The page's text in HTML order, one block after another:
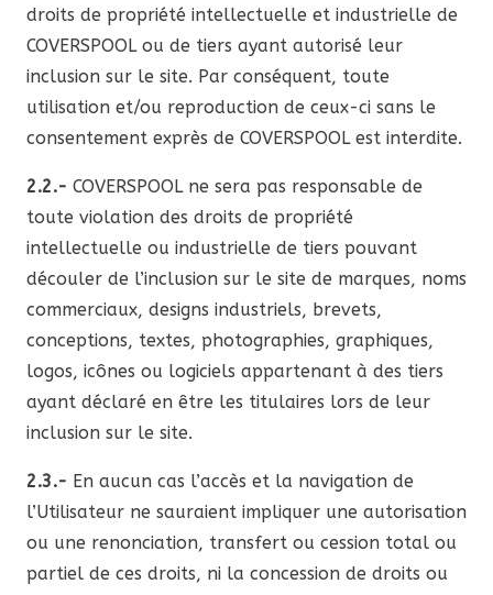
droits de propriété intellectuelle et industrielle de
COVERSPOOL ou de tiers ayant autorisé leur
inclusion sur le site. Par conséquent, toute
utilisation et/ou reproduction de ceux-ci sans le
consentement exprès de COVERSPOOL est interdite.
2.2.- COVERSPOOL ne sera pas responsable de
toute violation des droits de propriété
intellectuelle ou industrielle de tiers pouvant
découler de l’inclusion sur le site de marques, noms
commerciaux, designs industriels, brevets,
conceptions, textes, photographies, graphiques,
logos, icônes ou logiciels appartenant à des tiers
ayant déclaré en être les titulaires lors de leur
inclusion sur le site.
2.3.- En aucun cas l’accès et la navigation de
l’Utilisateur ne sauraient impliquer une autorisation
ou une renonciation, transfert ou cession total ou
partiel de ces droits, ni la concession de droits ou